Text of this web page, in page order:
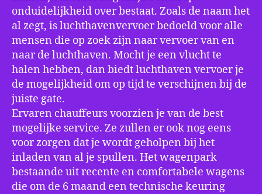
onduidelijkheid over bestaat. Zoals de naam het
al zegt, is luchthavenvervoer bedoeld voor alle
mensen die op zoek zijn naar vervoer van en
naar de luchthaven. Mocht je een vlucht te
halen hebben, dan biedt luchthaven vervoer je
de mogelijkheid om op tijd te verschijnen bij de
juiste gate.
Ervaren chauffeurs voorzien je van de best
mogelijke service. Ze zullen er ook nog eens
voor zorgen dat je wordt geholpen bij het
inladen van al je spullen. Het wagenpark
bestaande uit recente en comfortabele wagens
die om de 6 maand een technische keuring